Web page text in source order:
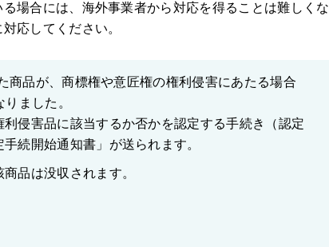
場合には、海外事業者から対応を得ることは難しくな
応してください。
商品が、商標権や意匠権の権利侵害にあたる場合
ました。
侵害品に該当するか否かを認定する手続き（認定
続開始通知書」が送られます。
品は没収されます。